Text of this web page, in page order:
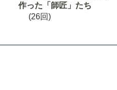
作った「師匠」たち
(26回)